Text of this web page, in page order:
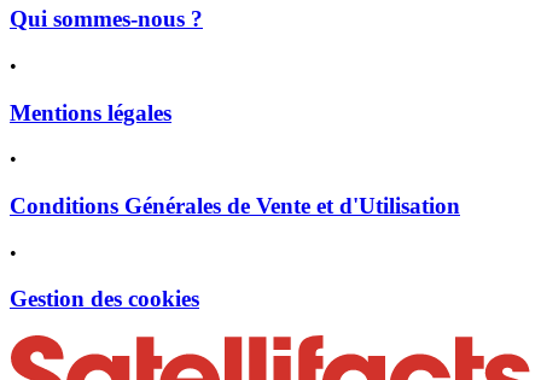
Qui sommes-nous ?
•
Mentions légales
•
Conditions Générales de Vente et d'Utilisation
•
Gestion des cookies